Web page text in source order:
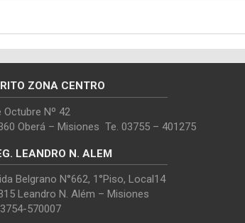
ZONA CENTRO
Octubre Nº 42
Oberá – Misiones Te. 03755 – 401275
LEANDRO N. ALEM
Belgrano N°662, 1°Piso, Local14
Leandro N. Além – Misiones
570007